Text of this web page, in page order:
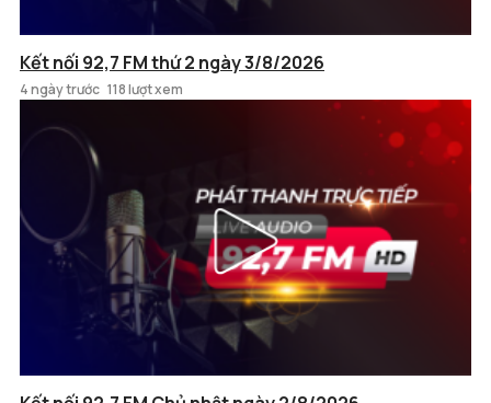
Kết nối 92,7 FM thứ 2 ngày 3/8/2026
4 ngày trước 118 lượt xem